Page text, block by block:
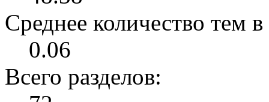
Среднее количество тем
0.06
Всего разделов: